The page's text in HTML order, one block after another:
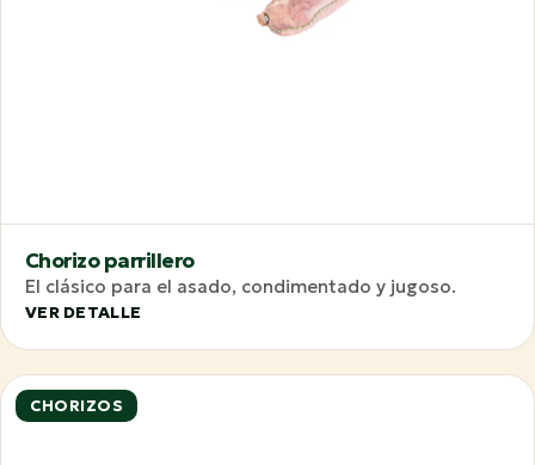
Chorizo parrillero
El clásico para el asado, condimentado y jugoso.
VER DETALLE
CHORIZOS